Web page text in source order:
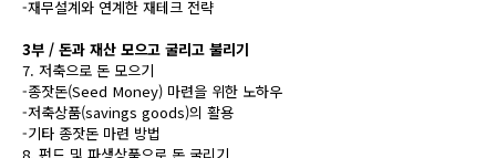
-재무설계와 연계한 재테크 전략
3부 / 돈과 재산 모으고 굴리고 불리기
7. 저축으로 돈 모으기
-종잣돈(Seed Money) 마련을 위한 노하우
-저축상품(savings goods)의 활용
-기타 종잣돈 마련 방법